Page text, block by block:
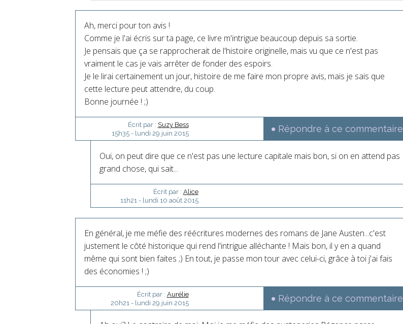
Ah, merci pour ton avis !
Comme je l'ai écris sur ta page, ce livre m'intrigue beaucoup depuis sa sortie.
Je pensais que ça se rapprocherait de l'histoire originelle, mais vu que ce n'est pas
vraiment le cas je vais arrêter de fonder des espoirs.
Je le lirai certainement un jour, histoire de me faire mon propre avis, mais je sais que
cette lecture peut attendre, du coup.
Bonne journée ! ;)
Écrit par : Suzy Bess
15h35- lundi 29 juin 2015 Répondre à ce commentaire
Oui, on peut dire que ce n'est pas une lecture capitale mais bon, si on en attend pas
grand chose, qui sait...
Écrit par : Alice
11h21 - lundi 10 août 2015
En général, je me méfie des réécritures modernes des romans de Jane Austen...c'est
justement le côté historique qui rend l'intrigue alléchante ! Mais bon, il y en a quand
même qui sont bien faites ;) En tout, je passe mon tour avec celui-ci, grâce à toi j'ai fais
des économies ! ;)
Écrit par : Aurélie
20h21- lundi 29 juin 2015 Répondre à ce commentaire